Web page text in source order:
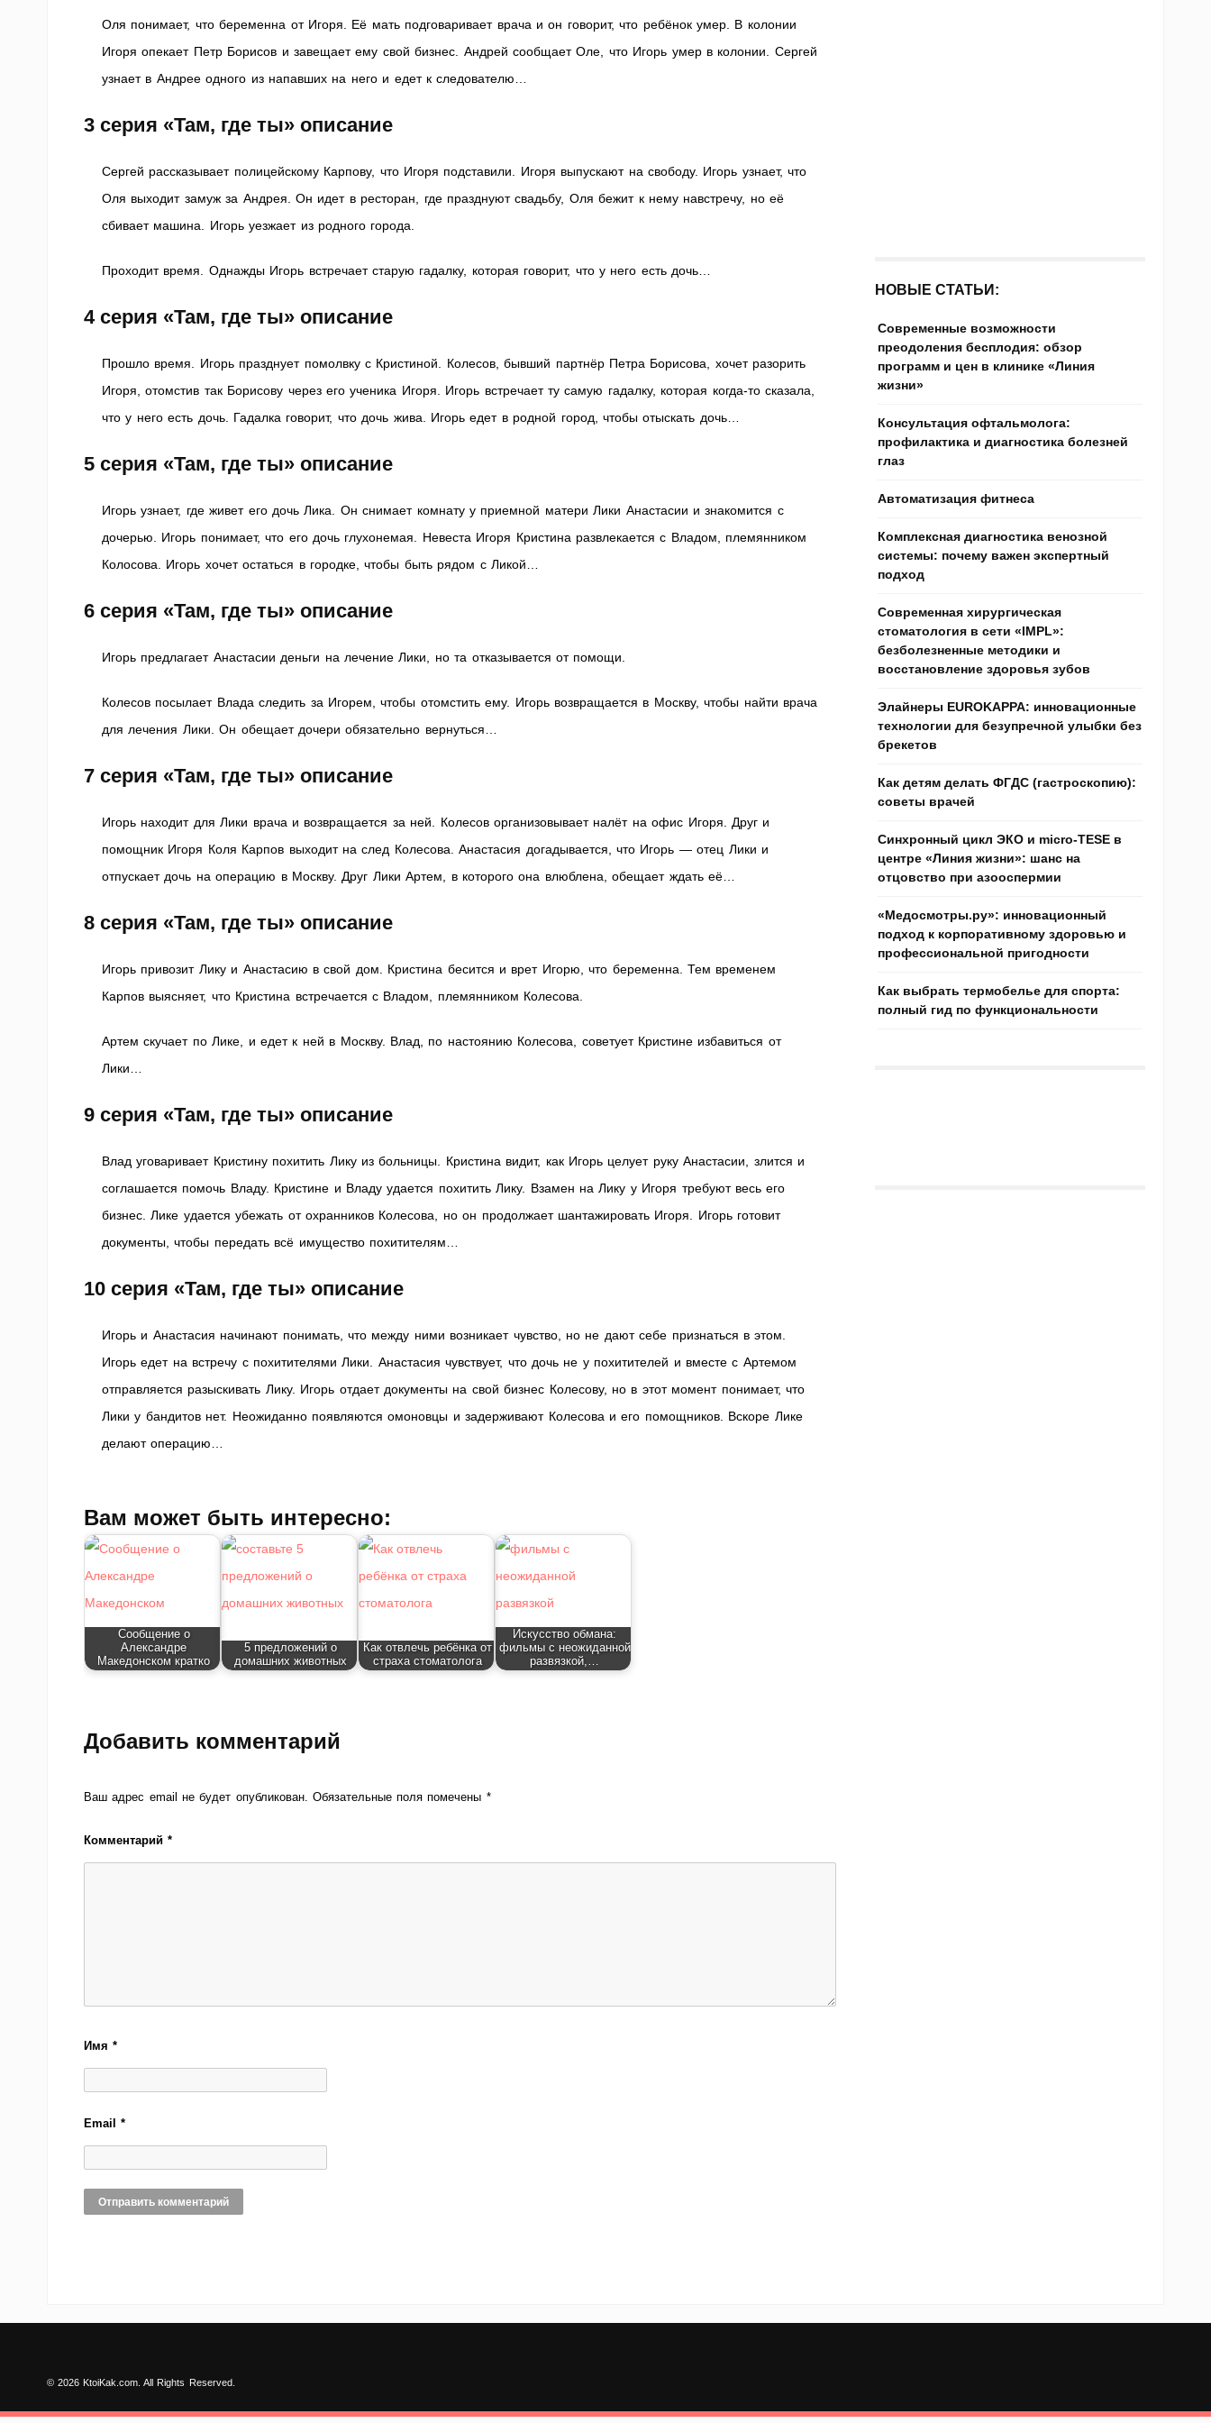
Оля понимает, что беременна от Игоря. Её мать подговаривает врача и он говорит, что ребёнок умер. В колонии
Игоря опекает Петр Борисов и завещает ему свой бизнес. Андрей сообщает Оле, что Игорь умер в колонии. Сергей
узнает в Андрее одного из напавших на него и едет к следователю…
3 серия «Там, где ты» описание
Сергей рассказывает полицейскому Карпову, что Игоря подставили. Игоря выпускают на свободу. Игорь узнает, что
Оля выходит замуж за Андрея. Он идет в ресторан, где празднуют свадьбу, Оля бежит к нему навстречу, но её
сбивает машина. Игорь уезжает из родного города.
Проходит время. Однажды Игорь встречает старую гадалку, которая говорит, что у него есть дочь…
4 серия «Там, где ты» описание
Прошло время. Игорь празднует помолвку с Кристиной. Колесов, бывший партнёр Петра Борисова, хочет разорить
Игоря, отомстив так Борисову через его ученика Игоря. Игорь встречает ту самую гадалку, которая когда-то сказала,
что у него есть дочь. Гадалка говорит, что дочь жива. Игорь едет в родной город, чтобы отыскать дочь…
5 серия «Там, где ты» описание
Игорь узнает, где живет его дочь Лика. Он снимает комнату у приемной матери Лики Анастасии и знакомится с
дочерью. Игорь понимает, что его дочь глухонемая. Невеста Игоря Кристина развлекается с Владом, племянником
Колосова. Игорь хочет остаться в городке, чтобы быть рядом с Ликой…
6 серия «Там, где ты» описание
Игорь предлагает Анастасии деньги на лечение Лики, но та отказывается от помощи.
Колесов посылает Влада следить за Игорем, чтобы отомстить ему. Игорь возвращается в Москву, чтобы найти врача
для лечения Лики. Он обещает дочери обязательно вернуться…
7 серия «Там, где ты» описание
Игорь находит для Лики врача и возвращается за ней. Колесов организовывает налёт на офис Игоря. Друг и
помощник Игоря Коля Карпов выходит на след Колесова. Анастасия догадывается, что Игорь — отец Лики и
отпускает дочь на операцию в Москву. Друг Лики Артем, в которого она влюблена, обещает ждать её…
8 серия «Там, где ты» описание
Игорь привозит Лику и Анастасию в свой дом. Кристина бесится и врет Игорю, что беременна. Тем временем
Карпов выясняет, что Кристина встречается с Владом, племянником Колесова.
Артем скучает по Лике, и едет к ней в Москву. Влад, по настоянию Колесова, советует Кристине избавиться от
Лики…
9 серия «Там, где ты» описание
Влад уговаривает Кристину похитить Лику из больницы. Кристина видит, как Игорь целует руку Анастасии, злится и
соглашается помочь Владу. Кристине и Владу удается похитить Лику. Взамен на Лику у Игоря требуют весь его
бизнес. Лике удается убежать от охранников Колесова, но он продолжает шантажировать Игоря. Игорь готовит
документы, чтобы передать всё имущество похитителям…
10 серия «Там, где ты» описание
Игорь и Анастасия начинают понимать, что между ними возникает чувство, но не дают себе признаться в этом.
Игорь едет на встречу с похитителями Лики. Анастасия чувствует, что дочь не у похитителей и вместе с Артемом
отправляется разыскивать Лику. Игорь отдает документы на свой бизнес Колесову, но в этот момент понимает, что
Лики у бандитов нет. Неожиданно появляются омоновцы и задерживают Колесова и его помощников. Вскоре Лике
делают операцию…
Вам может быть интересно:
Сообщение о
Александре
Македонском кратко
5 предложений о
домашних животных
Как отвлечь ребёнка от
страха стоматолога
Искусство обмана:
фильмы с неожиданной
развязкой,…
Добавить комментарий
Ваш адрес email не будет опубликован. Обязательные поля помечены *
Комментарий*
Имя*
Email*
НОВЫЕ СТАТЬИ:
Современные возможности
преодоления бесплодия: обзор
программ и цен в клинике «Линия
жизни»
Консультация офтальмолога:
профилактика и диагностика болезней
глаз
Автоматизация фитнеса
Комплексная диагностика венозной
системы: почему важен экспертный
подход
Современная хирургическая
стоматология в сети «IMPL»:
безболезненные методики и
восстановление здоровья зубов
Элайнеры EUROKAPPA: инновационные
технологии для безупречной улыбки без
брекетов
Как детям делать ФГДС (гастроскопию):
советы врачей
Синхронный цикл ЭКО и micro-TESE в
центре «Линия жизни»: шанс на
отцовство при азооспермии
«Медосмотры.ру»: инновационный
подход к корпоративному здоровью и
профессиональной пригодности
Как выбрать термобелье для спорта:
полный гид по функциональности
© 2026 KtoiKak.com. All Rights Reserved.